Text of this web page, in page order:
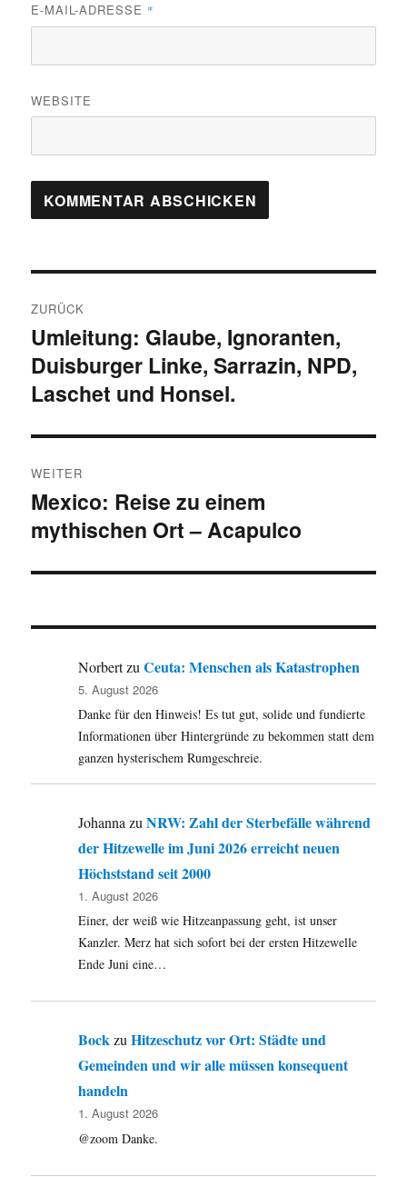
E-MAIL-ADRESSE *
WEBSITE
ZURÜCK
Vorheriger
Beitrag:
Umleitung: Glaube, Ignoranten,
Duisburger Linke, Sarrazin, NPD,
Laschet und Honsel.
WEITER
Nächster
Beitrag:
Mexico: Reise zu einem
mythischen Ort – Acapulco
NorbertzuCeuta: Menschen als Katastrophen
5. August 2026
Danke für den Hinweis! Es tut gut, solide und fundierte
Informationen über Hintergründe zu bekommen statt dem
ganzen hysterischem Rumgeschreie.
JohannazuNRW: Zahl der Sterbefälle während
der Hitzewelle im Juni 2026 erreicht neuen
Höchststand seit 2000
1. August 2026
Einer, der weiß wie Hitzeanpassung geht, ist unser
Kanzler. Merz hat sich sofort bei der ersten Hitzewelle
Ende Juni eine…
BockzuHitzeschutz vor Ort: Städte und
Gemeinden und wir alle müssen konsequent
handeln
1. August 2026
@zoom Danke.